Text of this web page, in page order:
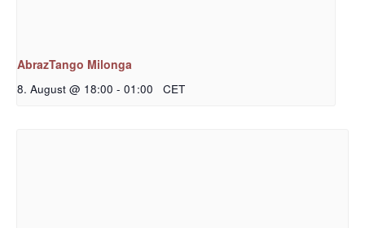
AbrazTango Milonga
8. August @ 18:00 - 01:00 CET